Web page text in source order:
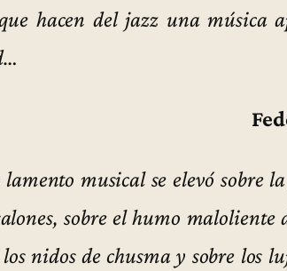
hacen del jazz una música
musical se elevó sobre
sobre el humo
nidos de chusma y sobre los